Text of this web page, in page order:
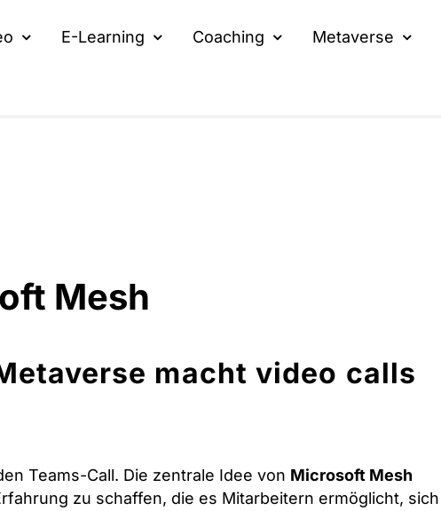
E-Learning Coaching Metaverse
Mesh
macht video calls
Teams-Call. Die zentrale Idee von Microsoft Mesh
zu schaffen, die es Mitarbeitern ermöglicht, sich